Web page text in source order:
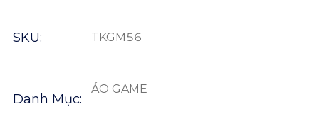
SKU: TKGM56
Danh Mục:
ÁO GAME